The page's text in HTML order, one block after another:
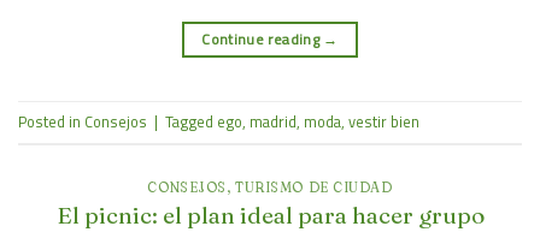
Continue reading →
Posted in Consejos | Tagged ego, madrid, moda, vestir bien
CONSEJOS ,TURISMO DE CIUDAD
El picnic: el plan ideal para hacer grupo